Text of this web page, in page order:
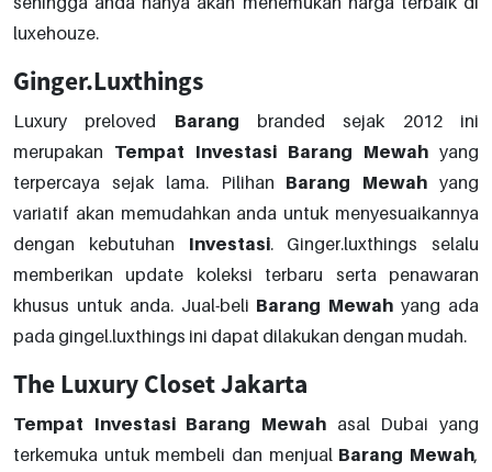
luxehouze.
Ginger.Luxthings
Luxury preloved Barang branded sejak 2012 ini
merupakan Tempat Investasi Barang Mewah yang
terpercaya sejak lama. Pilihan Barang Mewah yang
variatif akan memudahkan anda untuk menyesuaikannya
dengan kebutuhan Investasi. Ginger.luxthings selalu
memberikan update koleksi terbaru serta penawaran
khusus untuk anda. Jual-beli Barang Mewah yang ada
pada gingel.luxthings ini dapat dilakukan dengan mudah.
The Luxury Closet Jakarta
Tempat Investasi Barang Mewah asal Dubai yang
terkemuka untuk membeli dan menjual Barang Mewah,